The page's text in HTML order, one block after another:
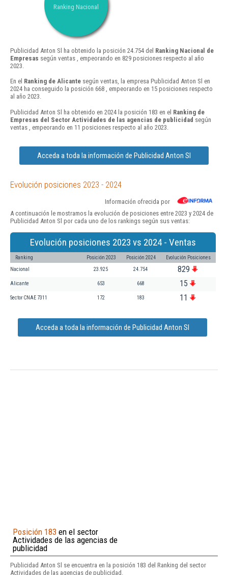
Ranking Nacional
Publicidad Anton Sl ha obtenido la posición 24.754 del Ranking Nacional de
Empresas según ventas , empeorando en 829 posiciones respecto al año
2023.
En el Ranking de Alicante según ventas, la empresa Publicidad Anton Sl en
2024 ha conseguido la posición 668 , empeorando en 15 posiciones respecto
al año 2023.
Publicidad Anton Sl ha obtenido en 2024 la posición 183 en el Ranking de
Empresas del Sector Actividades de las agencias de publicidad según
ventas , empeorando en 11 posiciones respecto al año 2023.
Acceda a toda la información de Publicidad Anton Sl
Evolución posiciones 2023 - 2024
Información ofrecida por
A continuación le mostramos la evolución de posiciones entre 2023 y 2024 de
Publicidad Anton Sl por cada uno de los rankings según sus ventas:
Evolución posiciones 2023 vs 2024 - Ventas
Ranking Posición 2023 Posición 2024 Evolución Posiciones
Nacional 23.925 24.754 829
Alicante 653 668 15
Sector CNAE 7311 172 183 11
Acceda a toda la información de Publicidad Anton Sl
Posición 183 en el sector
Actividades de las agencias de
publicidad
Publicidad Anton Sl se encuentra en la posición 183 del Ranking del sector
Actividades de las agencias de publicidad.